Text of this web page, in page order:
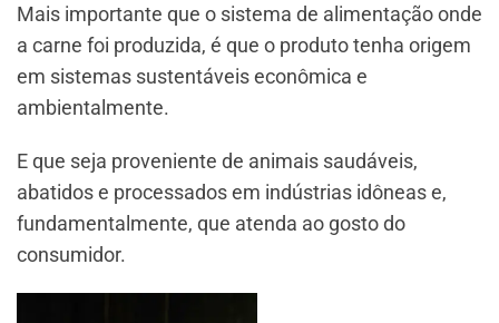
Mais importante que o sistema de alimentação onde
a carne foi produzida, é que o produto tenha origem
em sistemas sustentáveis econômica e
ambientalmente.
E que seja proveniente de animais saudáveis,
abatidos e processados em indústrias idôneas e,
fundamentalmente, que atenda ao gosto do
consumidor.